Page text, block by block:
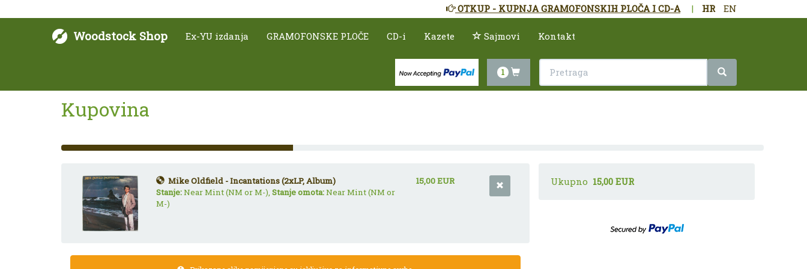
HR EN
|
OTKUP - KUPNJA GRAMOFONSKIH PLOČA I CD-A
Woodstock Shop Ex-YU izdanja GRAMOFONSKE PLOČE CD-i Kazete Sajmovi Kontakt
1
Kupovina
33%
Complete
Mike Oldfield - Incantations (2xLP, Album)
Stanje:Near Mint (NM or M-),Stanje omota:Near Mint (NM or
M-)
15,00 EUR Ukupno 15,00 EUR